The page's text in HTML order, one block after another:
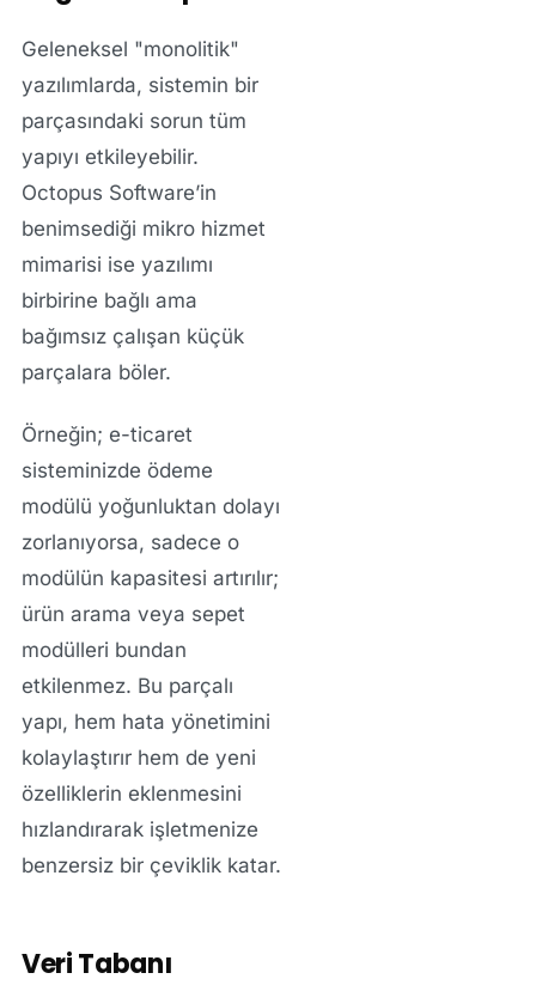
Geleneksel "monolitik"
yazılımlarda, sistemin bir
parçasındaki sorun tüm
yapıyı etkileyebilir.
Octopus Software’in
benimsediği mikro hizmet
mimarisi ise yazılımı
birbirine bağlı ama
bağımsız çalışan küçük
parçalara böler.
Örneğin; e-ticaret
sisteminizde ödeme
modülü yoğunluktan dolayı
zorlanıyorsa, sadece o
modülün kapasitesi artırılır;
ürün arama veya sepet
modülleri bundan
etkilenmez. Bu parçalı
yapı, hem hata yönetimini
kolaylaştırır hem de yeni
özelliklerin eklenmesini
hızlandırarak işletmenize
benzersiz bir çeviklik katar.
Veri Tabanı